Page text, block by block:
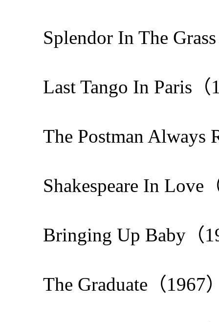
Splendor In The
Last Tango In Paris
The Postman Always
Shakespeare In
Bringing Up Baby（
The Graduate（1967